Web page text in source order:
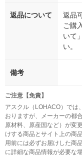
返品について
返品
ご購
いて
い。
備考
ご注意【免責】
アスクル（LOHACO）では
おりますが、メーカーの都
原材料、原産国など）が変
けする商品とサイト上の商
用前には必ずお届けした商
に詳細な商品情報が必要な